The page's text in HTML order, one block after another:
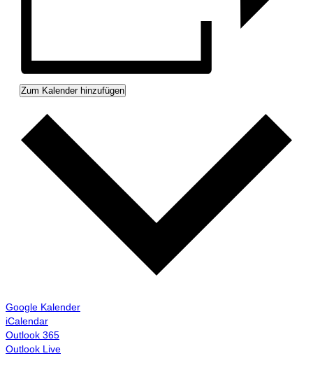
Zum Kalender hinzufügen
Google Kalender
iCalendar
Outlook 365
Outlook Live